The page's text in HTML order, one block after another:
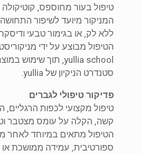
טיפול בעור מחוספס, קוטיקולה
המניקור מיועד לשיפור
ללא לק, או בגימור טבעי
הטיפול מבוצע על ידי
סטנדרט הניקיון של yullia.
פדיקור טיפולי לגברים
טיפול מקצועי לכפות
קשה, הקלה על עומס מצטבר
הטיפול מתאים במיוחד לאחר
ספורטיבית, עמידה ממושכת או